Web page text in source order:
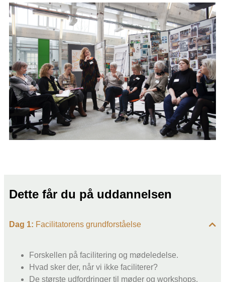
Dette får du på uddannelsen
Dag 1: Facilitatorens grundforståelse
Forskellen på facilitering og mødeledelse.
Hvad sker der, når vi ikke faciliterer?
De største udfordringer til møder og workshops.